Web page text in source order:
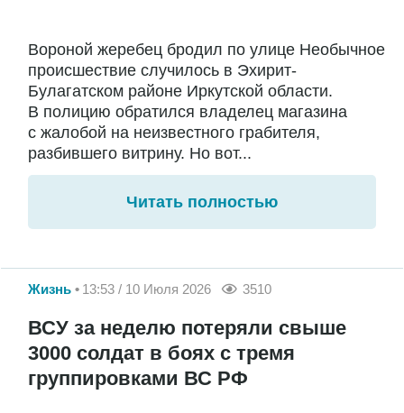
Вороной жеребец бродил по улице Необычное
происшествие случилось в Эхирит-
Булагатском районе Иркутской области.
В полицию обратился владелец магазина
с жалобой на неизвестного грабителя,
разбившего витрину. Но вот...
Читать полностью
Жизнь 13:53 / 10 Июля 2026 3510
ВСУ за неделю потеряли свыше
3000 солдат в боях с тремя
группировками ВС РФ